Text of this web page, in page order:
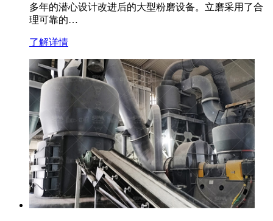
多年的潜心设计改进后的大型粉磨设备。立磨采用了合
理可靠的…
了解详情